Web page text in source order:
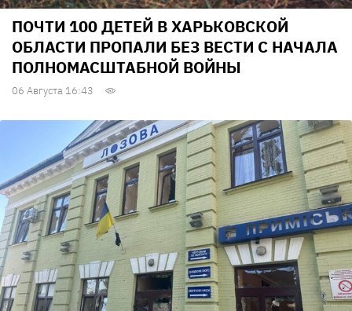
ПОЧТИ 100 ДЕТЕЙ В ХАРЬКОВСКОЙ
ОБЛАСТИ ПРОПАЛИ БЕЗ ВЕСТИ С НАЧАЛА
ПОЛНОМАСШТАБНОЙ ВОЙНЫ
06 Августа 16:43